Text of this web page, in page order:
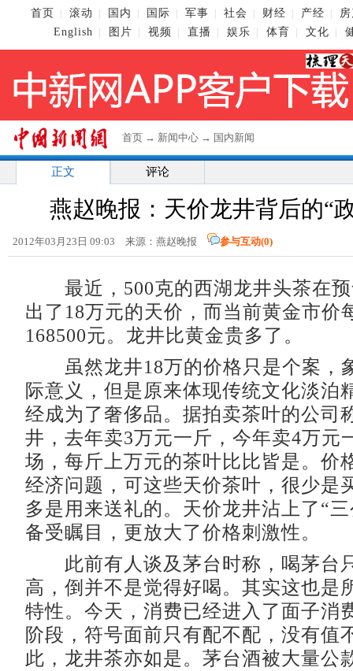
首页 滚动 国内 国际 军事 社会 财经 产经
English
图片 视频 直播 娱乐 体育 文化
首页 → 新闻中心 → 国内新闻
正文 评论
燕赵晚报：天价龙井背后的“
2012年03月23日 09:03 来源：燕赵晚报 参与互动(0)
最近，500克的西湖龙井头茶在预
出了18万元的天价，而当前黄金市价
168500元。龙井比黄金贵多了。
虽然龙井18万的价格只是个案，
际意义，但是原来体现传统文化淡泊
经成为了奢侈品。据拍卖茶叶的公司
井，去年卖3万元一斤，今年卖4万元
场，每斤上万元的茶叶比比皆是。价
经济问题，可这些天价茶叶，很少是
多是用来送礼的。天价龙井沾上了“
备受瞩目，更放大了价格刺激性。
此前有人谈及茅台时称，喝茅台
高，倒并不是觉得好喝。其实这也是
特性。今天，消费已经进入了面子消
阶段，符号面前只有配不配，没有值
此，龙井茶亦如是。茅台酒被大量公